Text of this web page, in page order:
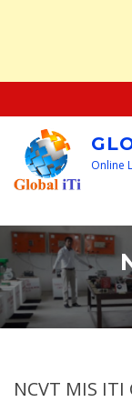
Online
NCVT MIS